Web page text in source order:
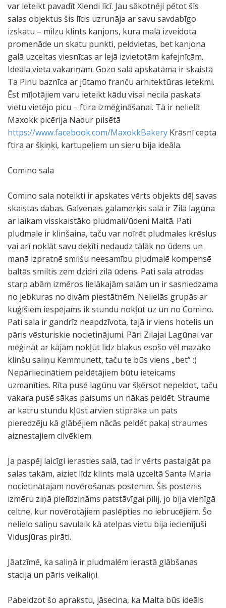
var ieteikt pavadīt Xlendi līcī. Jau sākotnēji pētot šīs
salas objektus šis līcis uzrunāja ar savu savdabīgo
izskatu – milzu klints kanjons, kura malā izveidota
promenāde un skatu punkti, peldvietas, bet kanjona
galā uzceltas viesnīcas ar lejā izvietotām kafejnīcām.
Ideāla vieta vakariņām. Gozo salā apskatāma ir skaistā
Ta Pinu baznīca ar jūtamo franču arhitektūras ietekmi.
Ēst mīļotājiem varu ieteikt kādu visai necila paskata
vietu vietējo picu – ftira izmēģināšanai. Tā ir nelielā
Maxokk picērija Nadur pilsētā
https://www.facebook.com/MaxokkBakery Krāsnī cepta
ftira ar šķiņķi, kartupeļiem un sieru bija ideāla.
Comino sala
Comino sala noteikti ir apskates vērts objekts dēļ savas
skaistās dabas. Galvenais galamērķis salā ir Zilā lagūna
ar laikam visskaistāko pludmali/ūdeni Maltā. Pati
pludmale ir klinšaina, taču var noīrēt pludmales krēslus
vai arī noklāt savu deķīti nedaudz tālāk no ūdens un
manā izpratnē smilšu neesamību pludmalē kompensē
baltās smiltis zem dzidri zilā ūdens. Pati sala atrodas
starp abām izmēros lielākajām salām un ir sasniedzama
no jebkuras no divām piestātnēm. Nelielās grupās ar
kuģīšiem iespējams ik stundu nokļūt uz un no Comino.
Pati sala ir gandrīz neapdzīvota, tajā ir viens hotelis un
pāris vēsturiskie nocietinājumi. Pāri Zilajai Lagūnai var
mēģināt ar kājām nokļūt līdz blakus esošo vēl mazāko
klinšu saliņu Kemmunett, taču te būs viens „bet” :)
Nepārliecinātiem peldētājiem būtu ieteicams
uzmanīties. Rīta pusē lagūnu var šķērsot nepeldot, taču
vakara pusē sākas paisums un nākas peldēt. Straume
ar katru stundu kļūst arvien stiprāka un pats
pieredzēju kā glābējiem nācās peldēt pakaļ straumes
aiznestajiem cilvēkiem.
Ja paspēj laicīgi ierasties salā, tad ir vērts pastaigāt pa
salas takām, aiziet līdz klints malā uzceltā Santa Maria
nocietinātajam novērošanas postenim. Šis postenis
izmēru ziņā pielīdzināms patstāvīgai pilij, jo bija vienīgā
celtne, kur novērotājiem paslēpties no iebrucējiem. Šo
nelielo saliņu savulaik kā atelpas vietu bija iecienījuši
Vidusjūras pirāti.
Jāatzīmē, ka saliņā ir pludmalēm ierastā glābšanas
stacija un pāris veikaliņi.
Pabeidzot šo aprakstu, jāsecina, ka Malta būs ideāls